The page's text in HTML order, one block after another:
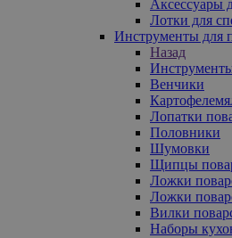
Аксессуары
Лотки для
Инструменты для
Назад
Венчики
Лопатки
Половники
Шумовки
Щипцы
Ложки
Ложки
Вилки
Наборы